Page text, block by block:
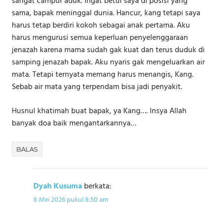
sama, bapak meninggal dunia. Hancur, kang tetapi saya
harus tetap berdiri kokoh sebagai anak pertama. Aku
harus mengurusi semua keperluan penyelenggaraan
jenazah karena mama sudah gak kuat dan terus duduk di
samping jenazah bapak. Aku nyaris gak mengeluarkan air
mata. Tetapi ternyata memang harus menangis, Kang.
Sebab air mata yang terpendam bisa jadi penyakit.
Husnul khatimah buat bapak, ya Kang…. Insya Allah
banyak doa baik mengantarkannya…
BALAS
Dyah Kusumaberkata:
8 Mei 2026 pukul 8:50 am